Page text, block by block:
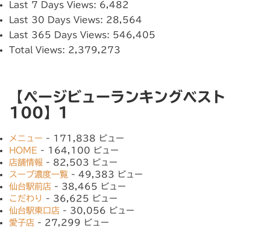
Last 7 Days Views: 6,482
Last 30 Days Views: 28,564
Last 365 Days Views: 546,405
Total Views: 2,379,273
【ページビューランキングベスト
100】1
メニュー - 171,838 ビュー
HOME - 164,100 ビュー
店舗情報 - 82,503 ビュー
スープ濃度一覧 - 49,383 ビュー
仙台駅前店 - 38,465 ビュー
こだわり
- 36,625 ビュー
仙台駅東口店 - 30,056 ビュー
愛子店 - 27,299 ビュー